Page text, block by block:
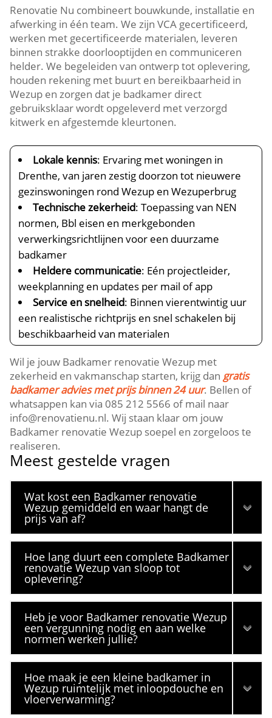
Renovatie Nu combineert bouwkunde, installatie en
afwerking in één team. We zijn VCA gecertificeerd,
werken met gecertificeerde materialen, leveren
binnen strakke doorlooptijden en communiceren
helder. We begeleiden van ontwerp tot oplevering,
houden rekening met buurt en bereikbaarheid in
Wezup en zorgen dat je badkamer direct
gebruiksklaar wordt opgeleverd met verzorgd
kitwerk en afgestemde kleurtonen.
Lokale kennis: Ervaring met woningen in
Drenthe, van jaren zestig doorzon tot nieuwere
gezinswoningen rond Wezup en Wezuperbrug
Technische zekerheid: Toepassing van NEN
normen, Bbl eisen en merkgebonden
verwerkingsrichtlijnen voor een duurzame
badkamer
Heldere communicatie: Eén projectleider,
weekplanning en updates per mail of app
Service en snelheid: Binnen vierentwintig uur
een realistische richtprijs en snel schakelen bij
beschikbaarheid van materialen
Wil je jouw Badkamer renovatie Wezup met
zekerheid en vakmanschap starten, krijg dan gratis
badkamer advies met prijs binnen 24 uur. Bellen of
whatsappen kan via 085 212 5566 of mail naar
info@renovatienu.nl. Wij staan klaar om jouw
Badkamer renovatie Wezup soepel en zorgeloos te
realiseren.
Meest gestelde vragen
Wat kost een Badkamer renovatie
Wezup gemiddeld en waar hangt de
prijs van af?
Hoe lang duurt een complete Badkamer
renovatie Wezup van sloop tot
oplevering?
Heb je voor Badkamer renovatie Wezup
een vergunning nodig en aan welke
normen werken jullie?
Hoe maak je een kleine badkamer in
Wezup ruimtelijk met inloopdouche en
vloerverwarming?